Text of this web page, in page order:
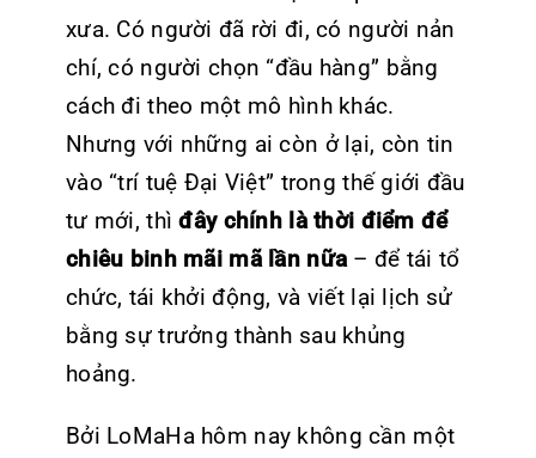
xưa. Có người đã rời đi, có người nản
chí, có người chọn “đầu hàng” bằng
cách đi theo một mô hình khác.
Nhưng với những ai còn ở lại, còn tin
vào “trí tuệ Đại Việt” trong thế giới đầu
tư mới, thìđây chính là thời điểm để
chiêu binh mãi mã lần nữa– để tái tổ
chức, tái khởi động, và viết lại lịch sử
bằng sự trưởng thành sau khủng
hoảng.
Bởi LoMaHa hôm nay không cần một